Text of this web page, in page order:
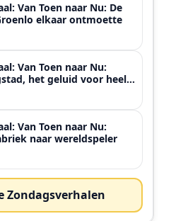
Van Toen naar Nu: De
elkaar ontmoette
Van Toen naar Nu:
het geluid voor heel
Van Toen naar Nu:
naar wereldspeler
Zondagsverhalen